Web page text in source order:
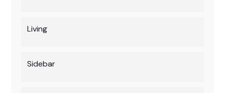
Living
Sidebar